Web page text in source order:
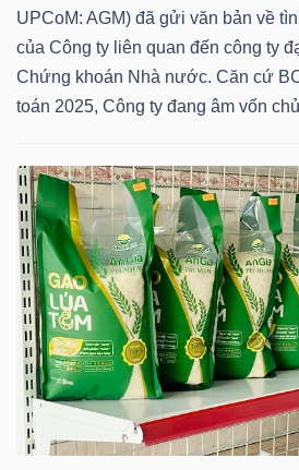
UPCoM: AGM) đã gửi văn bản về
của Công ty liên quan đến công ty
Chứng khoán Nhà nước. Căn cứ
toán 2025, Công ty đang âm vốn
HÀNG
HÓA
KINH
TẾ
THẾ
GIỚI
ĐÔNG